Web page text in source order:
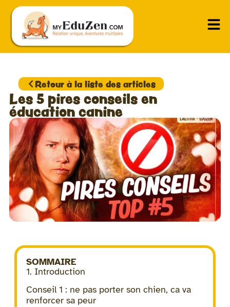
Retour à la liste des articles
Les 5 pires conseils en
éducation canine
SOMMAIRE
1. Introduction
Conseil 1 : ne pas porter son chien, ca va
renforcer sa peur